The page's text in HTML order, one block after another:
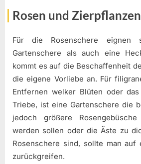
Rosen und Zierpflanzen
Für die Rosenschere eignen
Gartenschere als auch eine
kommt es auf die Beschaffenheit
die eigene Vorliebe an. Für
Entfernen welker Blüten oder
Triebe, ist eine Gartenschere die
jedoch größere Rosengebüsche
werden sollen oder die Äste zu
Rosenschere sind, sollte man auf
zurückgreifen.